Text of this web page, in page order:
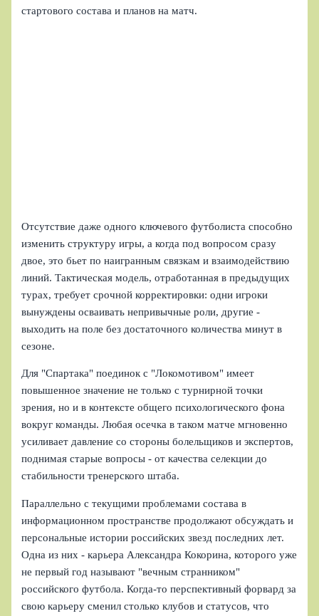
стартового состава и планов на матч.
Отсутствие даже одного ключевого футболиста способно
изменить структуру игры, а когда под вопросом сразу
двое, это бьет по наигранным связкам и взаимодействию
линий. Тактическая модель, отработанная в предыдущих
турах, требует срочной корректировки: одни игроки
вынуждены осваивать непривычные роли, другие -
выходить на поле без достаточного количества минут в
сезоне.
Для "Спартака" поединок с "Локомотивом" имеет
повышенное значение не только с турнирной точки
зрения, но и в контексте общего психологического фона
вокруг команды. Любая осечка в таком матче мгновенно
усиливает давление со стороны болельщиков и экспертов,
поднимая старые вопросы - от качества селекции до
стабильности тренерского штаба.
Параллельно с текущими проблемами состава в
информационном пространстве продолжают обсуждать и
персональные истории российских звезд последних лет.
Одна из них - карьера Александра Кокорина, которого уже
не первый год называют "вечным странником"
российского футбола. Когда-то перспективный форвард за
свою карьеру сменил столько клубов и статусов, что